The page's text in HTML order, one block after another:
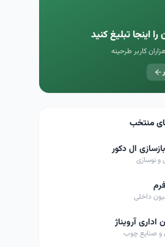
اینجا تبلیغ کنید
کاربر طرحینه
منتخب
ال دکور
و نوسازی
داخلی
اداری آرویناژ
و صنایع چوب